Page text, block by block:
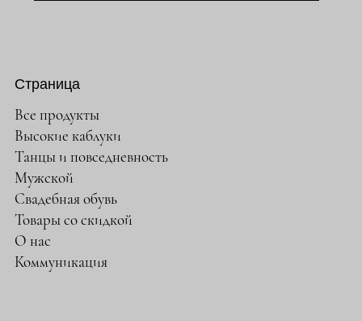
Страница
Все продукты
Высокие каблуки
Танцы и повседневность
Мужской
Свадебная обувь
Товары со скидкой
О нас
Коммуникация